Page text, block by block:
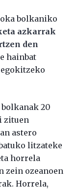
bolkaniko
azkarrak
den
hainbat
20
zituen
astero
litzateke
horrela
zein ozeanoen
Horrela,